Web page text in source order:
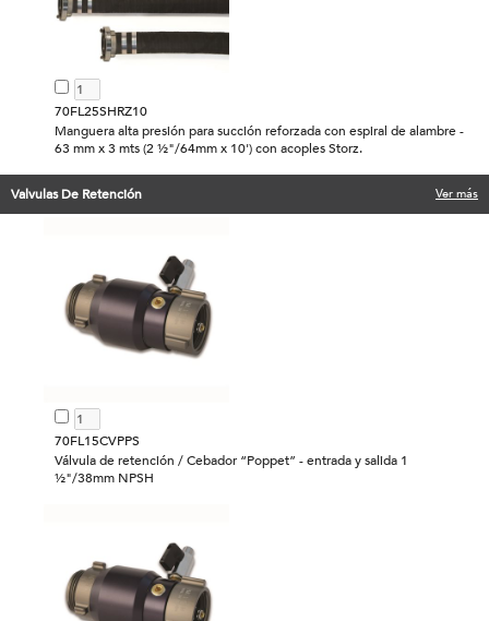
70FL25SHRZ10
Manguera alta presión para succión reforzada con espiral de alambre -
63 mm x 3 mts (2 ½"/64mm x 10') con acoples Storz.
Valvulas De Retención Ver más
70FL15CVPPS
Válvula de retención / Cebador “Poppet” - entrada y salida 1
½"/38mm NPSH